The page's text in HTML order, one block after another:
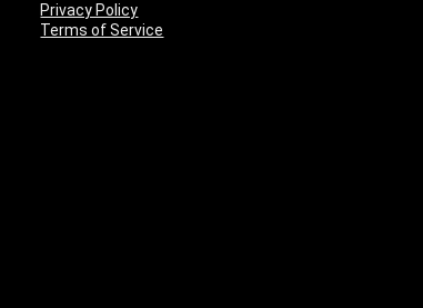
Privacy Policy
Terms of Service